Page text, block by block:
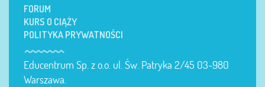
FORUM
KURS O CIĄŻY
POLITYKA PRYWATNOŚCI
Educentrum Sp. z o.o. ul. Św. Patryka 2/45 03-980
Warszawa.